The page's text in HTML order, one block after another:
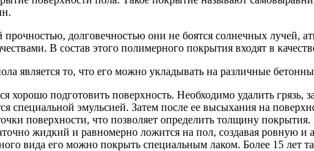
долговечностью они не боятся солнечных
В состав этого полимерного покрытия входят в
является то, что его можно укладывать на различные
хорошо подготовить поверхность. Необходимо удалить
специальной эмульсией. Затем после ее высыхания на
поверхности, что позволяет определить толщину
жидкий и равномерно ложится на пол, создавая ровную
вида его можно покрыть специальным лаком. Более 15 лет